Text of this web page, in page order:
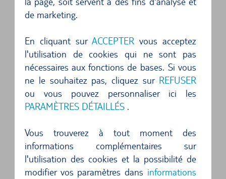
de marketing.
En cliquant surACCEPTER vous acceptez
l'utilisation de cookies qui ne sont pas
nécessaires aux fonctions de bases. Si vous
ne le souhaitez pas, cliquez sur REFUSER
ou vous pouvez personnaliser ici les
PARAMÈTRES DÉTAILLÉS.
Vous trouverez à tout moment des
informations complémentaires sur
l'utilisation des cookies et la possibilité de
modifier vos paramètres dans informations
Mietwagen gut gewartet...
5 sur 5 étoiles
Für uns hat ein Kleinwagen ausgereicht. Das
Auto war in Ordnung. Service vor Ort war gut, ...
5 sur 5 étoiles
Hat alles wie vereinbart geklappt!...
5 sur 5 étoiles
zugesagter Typ erhalten, schnelle
unkomplizierte Abwicklung...